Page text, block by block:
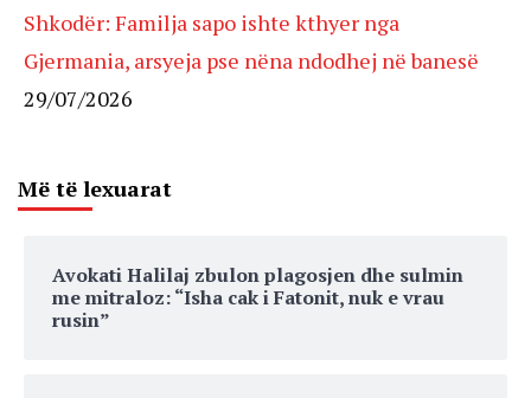
Shkodër: Familja sapo ishte kthyer nga
Gjermania, arsyeja pse nëna ndodhej në banesë
29/07/2026
Më të lexuarat
Avokati Halilaj zbulon plagosjen dhe sulmin
me mitraloz: “Isha cak i Fatonit, nuk e vrau
rusin”